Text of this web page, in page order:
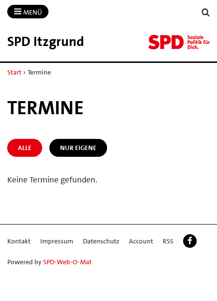
MENÜ
SPD Itzgrund
Start › Termine
TERMINE
ALLE NUR EIGENE
Keine Termine gefunden.
Kontakt Impressum Datenschutz Account RSS
Powered bySPD-Web-O-Mat